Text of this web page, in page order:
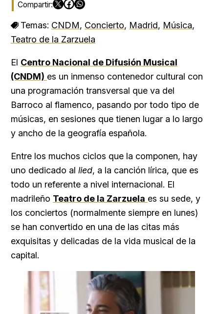
Temas: CNDM, Concierto, Madrid, Música,
Teatro de la Zarzuela
El Centro Nacional de Difusión Musical
(CNDM) es un inmenso contenedor cultural con
una programación transversal que va del
Barroco al flamenco, pasando por todo tipo de
músicas, en sesiones que tienen lugar a lo largo
y ancho de la geografía española.
Entre los muchos ciclos que la componen, hay
uno dedicado al lied, a la canción lírica, que es
todo un referente a nivel internacional. El
madrileño Teatro de la Zarzuela es su sede, y
los conciertos (normalmente siempre en lunes)
se han convertido en una de las citas más
exquisitas y delicadas de la vida musical de la
capital.